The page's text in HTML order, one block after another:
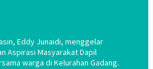
Eddy Junaidi, menggelar
Aspirasi Masyarakat Dapil
warga di Kelurahan Gadang.